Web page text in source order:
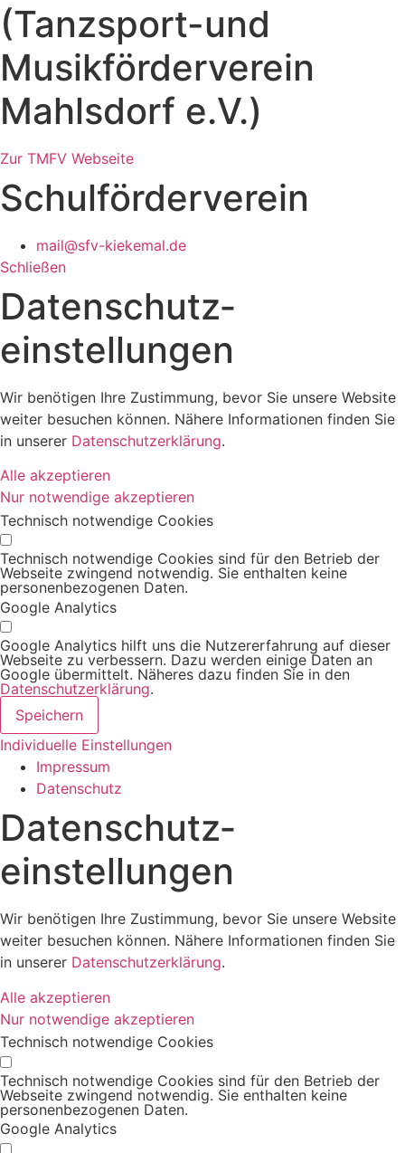
(Tanzsport-und
Musikförderverein
Mahlsdorf e.V.)
Zur TMFV Webseite
Schulförderverein
mail@sfv-kiekemal.de
Schließen
Datenschutz­
einstellungen
Wir benötigen Ihre Zustimmung, bevor Sie unsere Website
weiter besuchen können. Nähere Informationen finden Sie
in unserer Datenschutzerklärung.
Alle akzeptieren
Nur notwendige akzeptieren
Technisch notwendige Cookies
Technisch notwendige Cookies sind für den Betrieb der
Webseite zwingend notwendig. Sie enthalten keine
personenbezogenen Daten.
Google Analytics
Google Analytics hilft uns die Nutzererfahrung auf dieser
Webseite zu verbessern. Dazu werden einige Daten an
Google übermittelt. Näheres dazu finden Sie in den
Datenschutzerklärung.
Speichern
Individuelle Einstellungen
Impressum
Datenschutz
Datenschutz­
einstellungen
Wir benötigen Ihre Zustimmung, bevor Sie unsere Website
weiter besuchen können. Nähere Informationen finden Sie
in unserer Datenschutzerklärung.
Alle akzeptieren
Nur notwendige akzeptieren
Technisch notwendige Cookies
Technisch notwendige Cookies sind für den Betrieb der
Webseite zwingend notwendig. Sie enthalten keine
personenbezogenen Daten.
Google Analytics